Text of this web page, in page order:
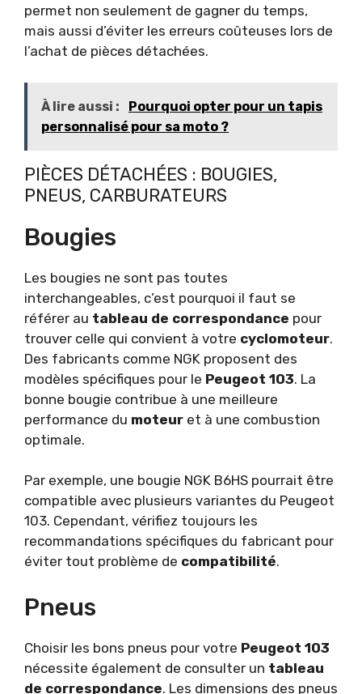
permet non seulement de gagner du temps,
mais aussi d’éviter les erreurs coûteuses lors de
l’achat de pièces détachées.
À lire aussi :
Pourquoi opter pour un tapis
personnalisé pour sa moto ?
PIÈCES DÉTACHÉES : BOUGIES,
PNEUS, CARBURATEURS
Bougies
Les bougies ne sont pas toutes
interchangeables, c’est pourquoi il faut se
référer au tableau de correspondance pour
trouver celle qui convient à votre cyclomoteur.
Des fabricants comme NGK proposent des
modèles spécifiques pour le Peugeot 103. La
bonne bougie contribue à une meilleure
performance du moteur et à une combustion
optimale.
Par exemple, une bougie NGK B6HS pourrait être
compatible avec plusieurs variantes du Peugeot
103. Cependant, vérifiez toujours les
recommandations spécifiques du fabricant pour
éviter tout problème de compatibilité.
Pneus
Choisir les bons pneus pour votre Peugeot 103
nécessite également de consulter un tableau
de correspondance. Les dimensions des pneus